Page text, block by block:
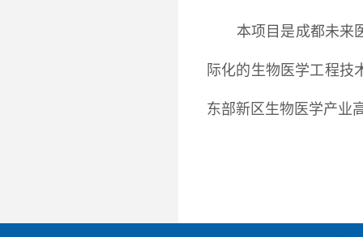
本项目是成都未来
际化的生物医学工程技
东部新区生物医学产业